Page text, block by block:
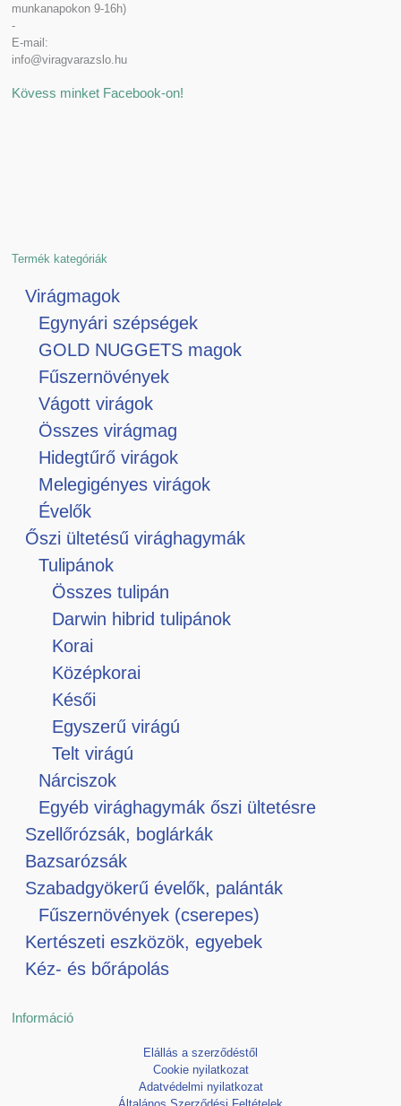
munkanapokon 9-16h)
-
E-mail:
info@viragvarazslo.hu
Kövess minket Facebook-on!
Termék kategóriák
Virágmagok
Egynyári szépségek
GOLD NUGGETS magok
Fűszernövények
Vágott virágok
Összes virágmag
Hidegtűrő virágok
Melegigényes virágok
Évelők
Őszi ültetésű virághagymák
Tulipánok
Összes tulipán
Darwin hibrid tulipánok
Korai
Középkorai
Késői
Egyszerű virágú
Telt virágú
Nárciszok
Egyéb virághagymák őszi ültetésre
Szellőrózsák, boglárkák
Bazsarózsák
Szabadgyökerű évelők, palánták
Fűszernövények (cserepes)
Kertészeti eszközök, egyebek
Kéz- és bőrápolás
Információ
Elállás a szerződéstől
Cookie nyilatkozat
Adatvédelmi nyilatkozat